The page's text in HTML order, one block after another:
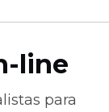
line
para